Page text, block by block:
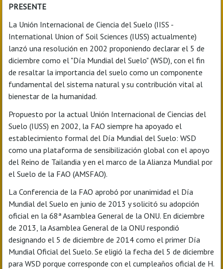
PRESENTE
La Unión Internacional de Ciencia del Suelo (IISS -
International Union of Soil Sciences (IUSS) actualmente)
lanzó una resolución en 2002 proponiendo declarar el 5 de
diciembre como el "Día Mundial del Suelo" (WSD), con el fin
de resaltar la importancia del suelo como un componente
fundamental del sistema natural y su contribución vital al
bienestar de la humanidad.
Propuesto por la actual Unión Internacional de Ciencias del
Suelo (IUSS) en 2002, la FAO siempre ha apoyado el
establecimiento formal del Día Mundial del Suelo: WSD
como una plataforma de sensibilización global con el apoyo
del Reino de Tailandia y en el marco de la Alianza Mundial por
el Suelo de la FAO (AMSFAO).
La Conferencia de la FAO aprobó por unanimidad el Día
Mundial del Suelo en junio de 2013 y solicitó su adopción
oficial en la 68ª Asamblea General de la ONU. En diciembre
de 2013, la Asamblea General de la ONU respondió
designando el 5 de diciembre de 2014 como el primer Día
Mundial Oficial del Suelo. Se eligió la fecha del 5 de diciembre
para WSD porque corresponde con el cumpleaños oficial de H.